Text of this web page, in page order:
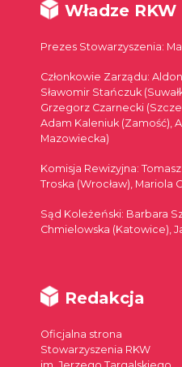
Władze RKW
Prezes Stowarzyszenia:
Członkowie Zarządu:
Sławomir Stańczuk
Grzegorz Czarnecki
Adam Kaleniuk (Zamość),
Mazowiecka)
Komisja Rewizyjna:
Troska (Wrocław), Mariola
Sąd Koleżeński: Barbara
Chmielowska (Katowice),
Redakcja
Oficjalna strona
Stowarzyszenia RKW